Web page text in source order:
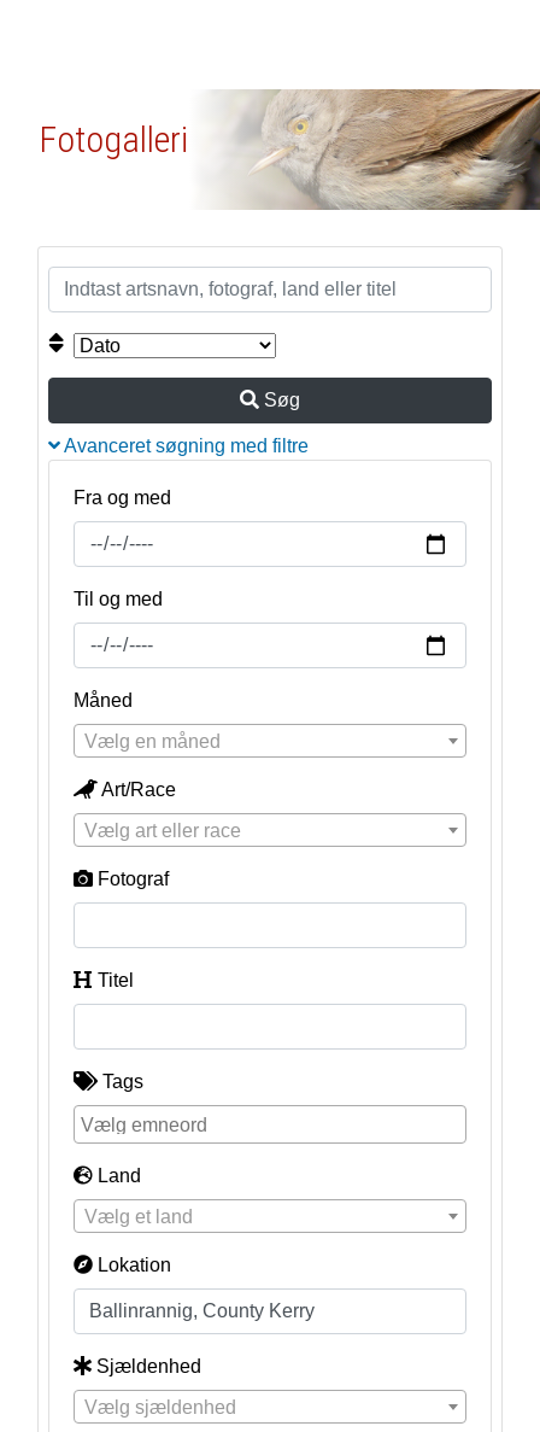
Fotogalleri
Søg
Avanceret søgning med filtre
Fra og med
Til og med
Måned
Vælg en måned
Art/Race
Vælg art eller race
Fotograf
Titel
Tags
Land
Vælg et land
Lokation
Sjældenhed
Vælg sjældenhed